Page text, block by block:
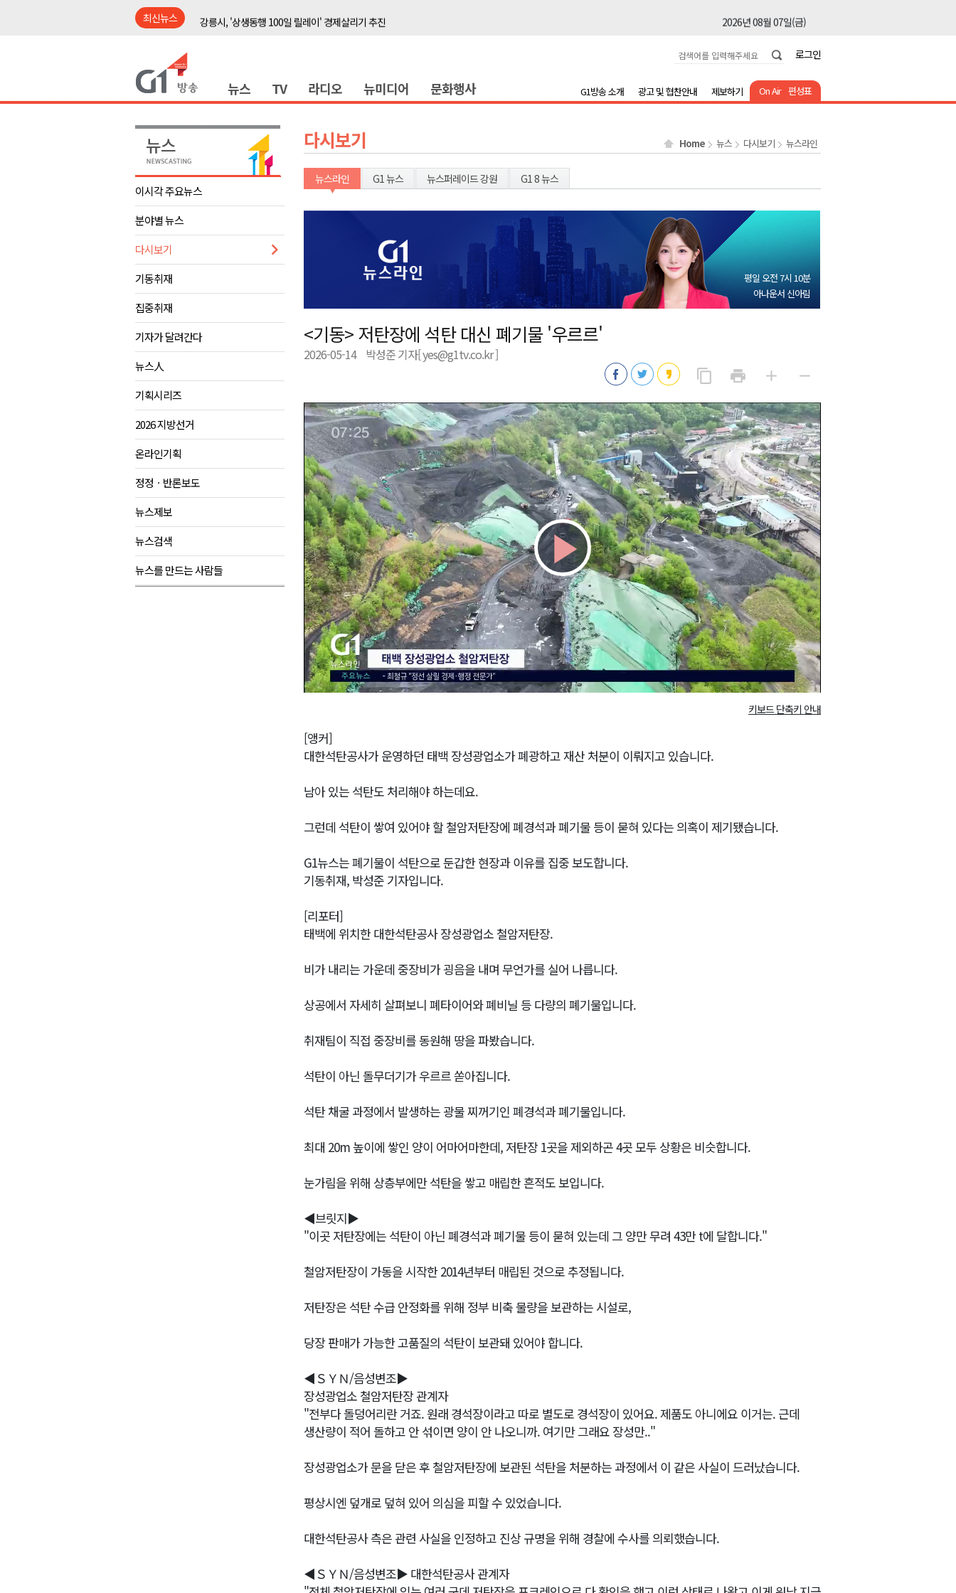
최신뉴스
강릉시, '상생동행 100일 릴레이' 경제살리기 추진
2026년 08월 07일(금)
2026년 08월 07일(금)
<강원랜드> 마카오 카지노 "복합리조트로 진화 중"
2026년 08월 07일(금)
양양군, 소상공인 특례보증 2차 지원사업 시행
평창군 재해 예방 도로 시설물 정밀 안전 진단
2026년 08월 07일(금)
동해시, '해군1함대로' 명예도로 4.1km 지정
2026년 08월 07일(금)
강릉시, '상생동행 100일 릴레이' 경제살리기 추진
2026년 08월 07일(금)
삼척시, 무건리 이끼폭포 생태탐방로 전면 통제
2026년 08월 07일(금)
<강원랜드> 관광객이 인구 3배..싱가포르 복합리조트
2026년 08월 07일(금)
제28회 정동진독립영화제 오늘 개막
양양군, 소상공인 특례보증 2차 지원사업 시행
평창군 재해 예방 도로 시설물 정밀 안전 진단
2026년 08월 07일(금)
동해시, '해군1함대로' 명예도로 4.1km 지정
2026년 08월 07일(금)
로그인
뉴스 TV 라디오 뉴미디어 문화행사 On Air 편성표
G1방송 소개 광고 및 협찬안내 제보하기
이시각 주요뉴스
분야별 뉴스
다시보기
기동취재
집중취재
기자가 달려간다
뉴스人
기획시리즈
2026 지방선거
온라인기획
정정ㆍ반론보도
뉴스제보
뉴스검색
뉴스를 만드는 사람들
다시보기 Home 뉴스 다시보기 뉴스라인
뉴스라인 G1 뉴스 뉴스퍼레이드 강원 G1 8 뉴스
평일 오전 7시 10분
아나운서 신아림
<기동> 저탄장에 석탄 대신 폐기물 '우르르'
2026-05-14 박성준 기자[ yes@g1tv.co.kr ]
content_copy
사
print add
게
remove
게
Play
Video
키보드 단축키 안내
[앵커]
대한석탄공사가 운영하던 태백 장성광업소가 폐광하고 재산 처분이 이뤄지고 있습니다.
남아 있는 석탄도 처리해야 하는데요.
그런데 석탄이 쌓여 있어야 할 철암저탄장에 폐경석과 폐기물 등이 묻혀 있다는 의혹이 제기됐습니다.
G1뉴스는 폐기물이 석탄으로 둔갑한 현장과 이유를 집중 보도합니다.
기동취재, 박성준 기자입니다.
[리포터]
태백에 위치한 대한석탄공사 장성광업소 철암저탄장.
비가 내리는 가운데 중장비가 굉음을 내며 무언가를 실어 나릅니다.
상공에서 자세히 살펴보니 폐타이어와 폐비닐 등 다량의 폐기물입니다.
취재팀이 직접 중장비를 동원해 땅을 파봤습니다.
석탄이 아닌 돌무더기가 우르르 쏟아집니다.
석탄 채굴 과정에서 발생하는 광물 찌꺼기인 폐경석과 폐기물입니다.
최대 20m 높이에 쌓인 양이 어마어마한데, 저탄장 1곳을 제외하곤 4곳 모두 상황은 비슷합니다.
눈가림을 위해 상층부에만 석탄을 쌓고 매립한 흔적도 보입니다.
◀브릿지▶
"이곳 저탄장에는 석탄이 아닌 폐경석과 폐기물 등이 묻혀 있는데 그 양만 무려 43만 t에 달합니다."
철암저탄장이 가동을 시작한 2014년부터 매립된 것으로 추정됩니다.
저탄장은 석탄 수급 안정화를 위해 정부 비축 물량을 보관하는 시설로,
당장 판매가 가능한 고품질의 석탄이 보관돼 있어야 합니다.
◀ＳＹＮ/음성변조▶
장성광업소 철암저탄장 관계자
"전부다 돌덩어리란 거죠. 원래 경석장이라고 따로 별도로 경석장이 있어요. 제품도 아니에요 이거는. 근데
생산량이 적어 돌하고 안 섞이면 양이 안 나오니까. 여기만 그래요 장성만.."
장성광업소가 문을 닫은 후 철암저탄장에 보관된 석탄을 처분하는 과정에서 이 같은 사실이 드러났습니다.
평상시엔 덮개로 덮혀 있어 의심을 피할 수 있었습니다.
대한석탄공사 측은 관련 사실을 인정하고 진상 규명을 위해 경찰에 수사를 의뢰했습니다.
◀ＳＹＮ/음성변조▶ 대한석탄공사 관계자